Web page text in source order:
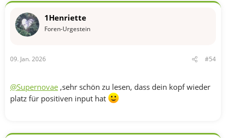
k
o
:
1Henriette
Foren-Urgestein
09. Jan. 2026 #54
@Supernovae ,sehr schön zu lesen, dass dein kopf wieder
platz für positiven input hat